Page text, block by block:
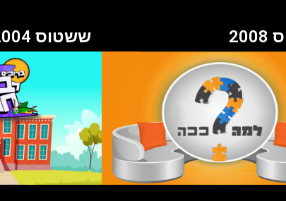
ששטוס 2004